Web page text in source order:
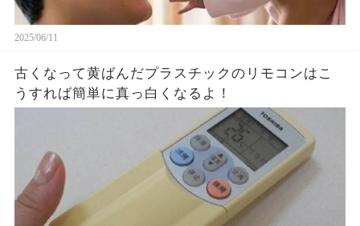
2025/06/11
古くなって黄ばんだプラスチックのリモコンはこ
うすれば簡単に真っ白くなるよ！